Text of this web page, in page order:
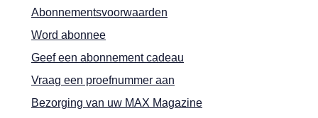
Abonnementsvoorwaarden
Word abonnee
Geef een abonnement cadeau
Vraag een proefnummer aan
Bezorging van uw MAX Magazine